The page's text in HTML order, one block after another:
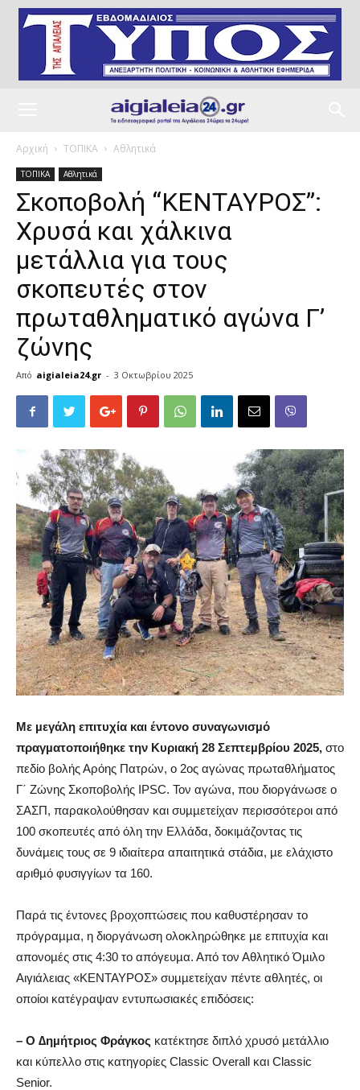
Αρχική ΤΟΠΙΚΑ Αθλητικά
ΤΟΠΙΚΑ Αθλητικά
Σκοποβολή “ΚΕΝΤΑΥΡΟΣ”:
Xρυσά και χάλκινα
μετάλλια για τους
σκοπευτές στον
πρωταθληματικό αγώνα Γ’
ζώνης
Από aigialeia24.gr - 3 Οκτωβρίου 2025
Με µεγάλη επιτυχία και έντονο συναγωνισµό
πραγµατοποιήθηκε την Κυριακή 28 Σεπτεµβρίου 2025, στο
πεδίο βολής Αρόης Πατρών, ο 2ος αγώνας πρωταθλήµατος
Γ΄ Ζώνης Σκοποβολής IPSC. Τον αγώνα, που διοργάνωσε ο
ΣΑΣΠ, παρακολούθησαν και συµµετείχαν περισσότεροι από
100 σκοπευτές από όλη την Ελλάδα, δοκιµάζοντας τις
δυνάµεις τους σε 9 ιδιαίτερα απαιτητικά στάδια, µε ελάχιστο
αριθµό φυσιγγίων τα 160.
Παρά τις έντονες βροχοπτώσεις που καθυστέρησαν το
πρόγραµµα, η διοργάνωση ολοκληρώθηκε µε επιτυχία και
απονοµές στις 4:30 το απόγευµα. Από τον Αθλητικό Όµιλο
Αιγιάλειας «ΚΕΝΤΑΥΡΟΣ» συµµετείχαν πέντε αθλητές, οι
οποίοι κατέγραψαν εντυπωσιακές επιδόσεις:
– Ο ∆ηµήτριος Φράγκος κατέκτησε διπλό χρυσό µετάλλιο
και κύπελλο στις κατηγορίες Classic Overall και Classic
Senior.